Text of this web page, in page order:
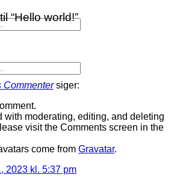
“Hello world!”
Commenter siger:
with moderating, editing, and deleting
visit the Comments screen in the
come from Gravatar.
2023 kl. 5:37 pm